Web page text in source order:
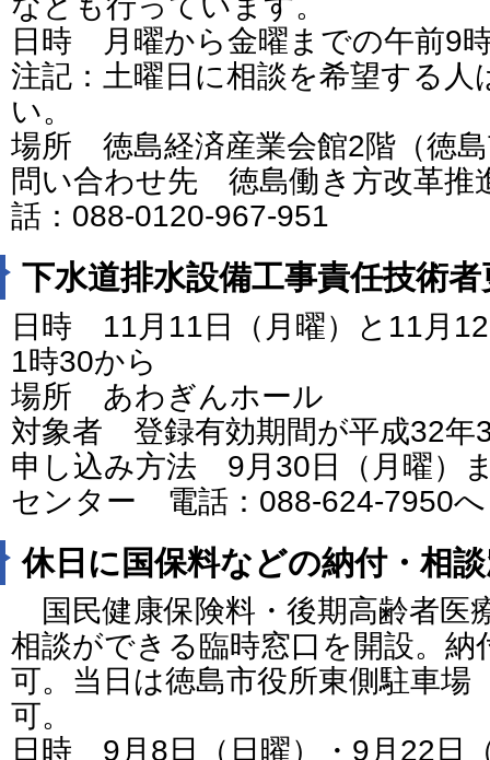
日時 月曜から金曜までの午前9
注記：土曜日に相談を希望する
い。
場所 徳島経済産業会館2階（徳
問い合わせ先 徳島働き方改革
話：088-0120-967-951
下水道排水設備工事責任技術
日時 11月11日（月曜）と11月
1時30から
場所 あわぎんホール
対象者 登録有効期間が平成32年
申し込み方法 9月30日（月曜）
センター 電話：088-624-7950へ
休日に国保料などの納付・相
国民健康保険料・後期高齢者医
相談ができる臨時窓口を開設。納
可。当日は徳島市役所東側駐車場
可。
日時 9月8日（日曜）・9月22日